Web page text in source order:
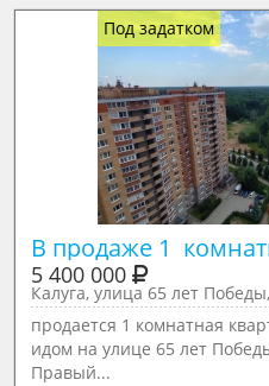
Под задатком
В продаже 1
5 400 000
Калуга, улица 65 лет
продается 1 комнатная
идом на улице 65 лет
Правый...